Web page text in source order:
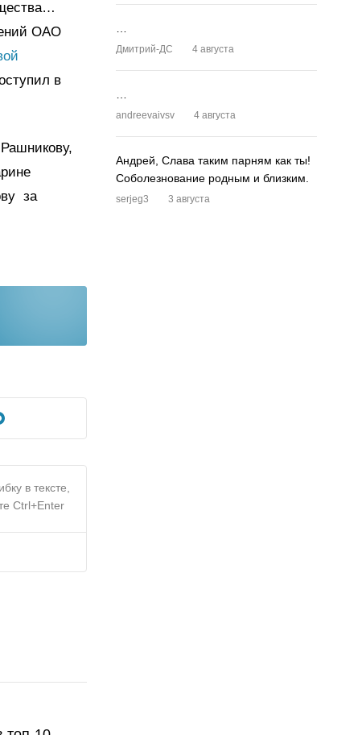
ОАО
в
за
в тексте,
Ctrl+Enter
Дмитрий-ДС 4 августа
andreevaivsv 4 августа
Андрей, Слава таким парням как ты!
Соболезнование родным и близким.
serjeg3 3 августа